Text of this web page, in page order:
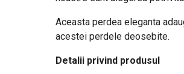
Aceasta perdea eleganta
acestei perdele deosebite.
Detalii privind produsul